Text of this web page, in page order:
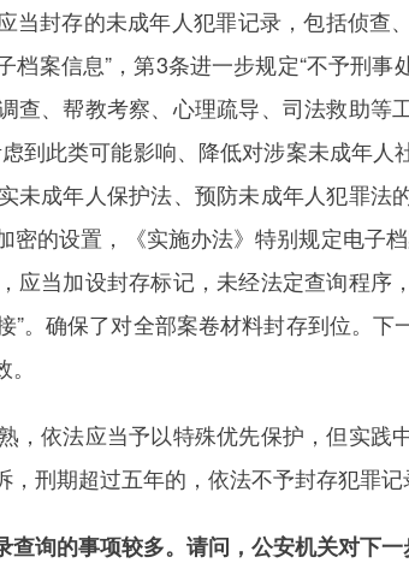
当封存的未成年人犯罪记录，包括侦
案信息”，第3条进一步规定“不予刑
查、帮教考察、心理疏导、司法救助等
到此类可能影响、降低对涉案未成年
未成年人保护法、预防未成年人犯罪
的设置，《实施办法》特别规定电子
应当加设封存标记，未经法定查询程
。确保了对全部案卷材料封存到位。
依法应当予以特殊优先保护，但实践
刑期超过五年的，依法不予封存犯罪记
询的事项较多。请问，公安机关对下一